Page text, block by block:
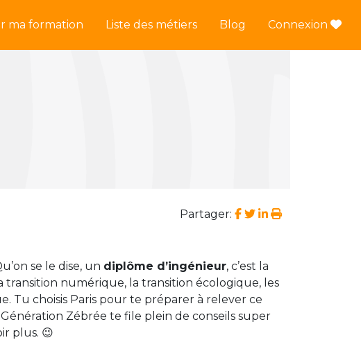
ma formation Liste des métiers Blog Connexion
Partager:
se le dise, un diplôme d’ingénieur, c’est la
transition numérique, la transition écologique, les
Tu choisis Paris pour te préparer à relever ce
Zébrée te file plein de conseils super
plus. 😉